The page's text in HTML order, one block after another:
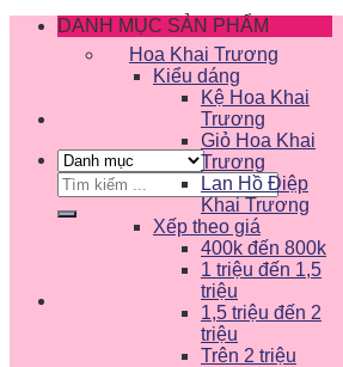
Tìm
kiếm:
DANH MỤC SẢN PHẨM
Hoa Khai Trương
Kiểu dáng
Kệ Hoa Khai
Trương
Giỏ Hoa Khai
Trương
Lan Hồ Điệp
Khai Trương
Xếp theo giá
400k đến 800k
1 triệu đến 1,5
triệu
1,5 triệu đến 2
triệu
Trên 2 triệu